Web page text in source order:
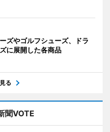
ズやゴルフシューズ、ドラ
に展開した各商品
る
聞VOTE